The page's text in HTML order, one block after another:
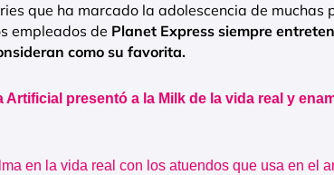
que ha marcado la adolescencia de muchas
empleados de Planet Express siempre
como su favorita.
Artificial presentó a la Milk de la vida real y
en la vida real con los atuendos que usa en el